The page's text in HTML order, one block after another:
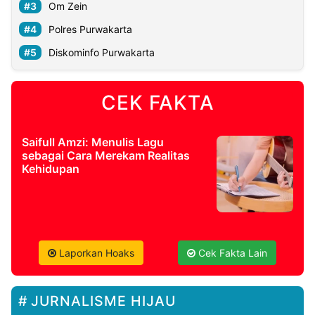
Om Zein
Polres Purwakarta
Diskominfo Purwakarta
CEK FAKTA
Saifull Amzi: Menulis Lagu
sebagai Cara Merekam Realitas
Kehidupan
Laporkan Hoaks Cek Fakta Lain
JURNALISME HIJAU